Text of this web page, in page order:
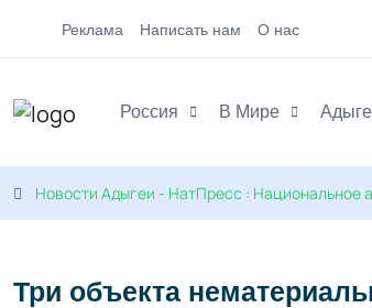
Реклама Написать нам О нас
Россия В Мире
Новости Адыгеи - НатПресс : Национальное
Три объекта